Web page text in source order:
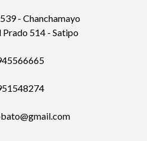
- Chanchamayo
Prado 514 - Satipo